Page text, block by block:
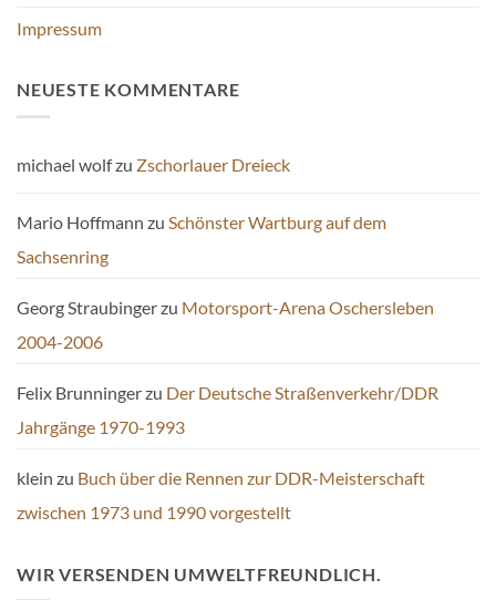
Impressum
NEUESTE KOMMENTARE
michael wolfzu Zschorlauer Dreieck
Mario Hoffmann zu Schönster Wartburg auf dem
Sachsenring
Georg Straubingerzu Motorsport-Arena Oschersleben
2004-2006
Felix Brunningerzu Der Deutsche Straßenverkehr/DDR
Jahrgänge 1970-1993
klein zu Buch über die Rennen zur DDR-Meisterschaft
zwischen 1973 und 1990 vorgestellt
WIR VERSENDEN UMWELTFREUNDLICH.